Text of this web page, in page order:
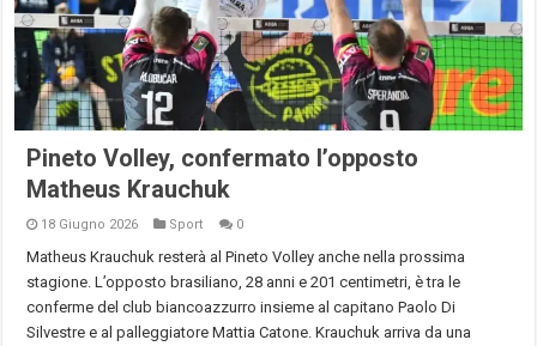
Pineto Volley, confermato l’opposto
Matheus Krauchuk
18 Giugno 2026 Sport 0
Matheus Krauchuk resterà al Pineto Volley anche nella prossima
stagione. L’opposto brasiliano, 28 anni e 201 centimetri, è tra le
conferme del club biancoazzurro insieme al capitano Paolo Di
Silvestre e al palleggiatore Mattia Catone. Krauchuk arriva da una